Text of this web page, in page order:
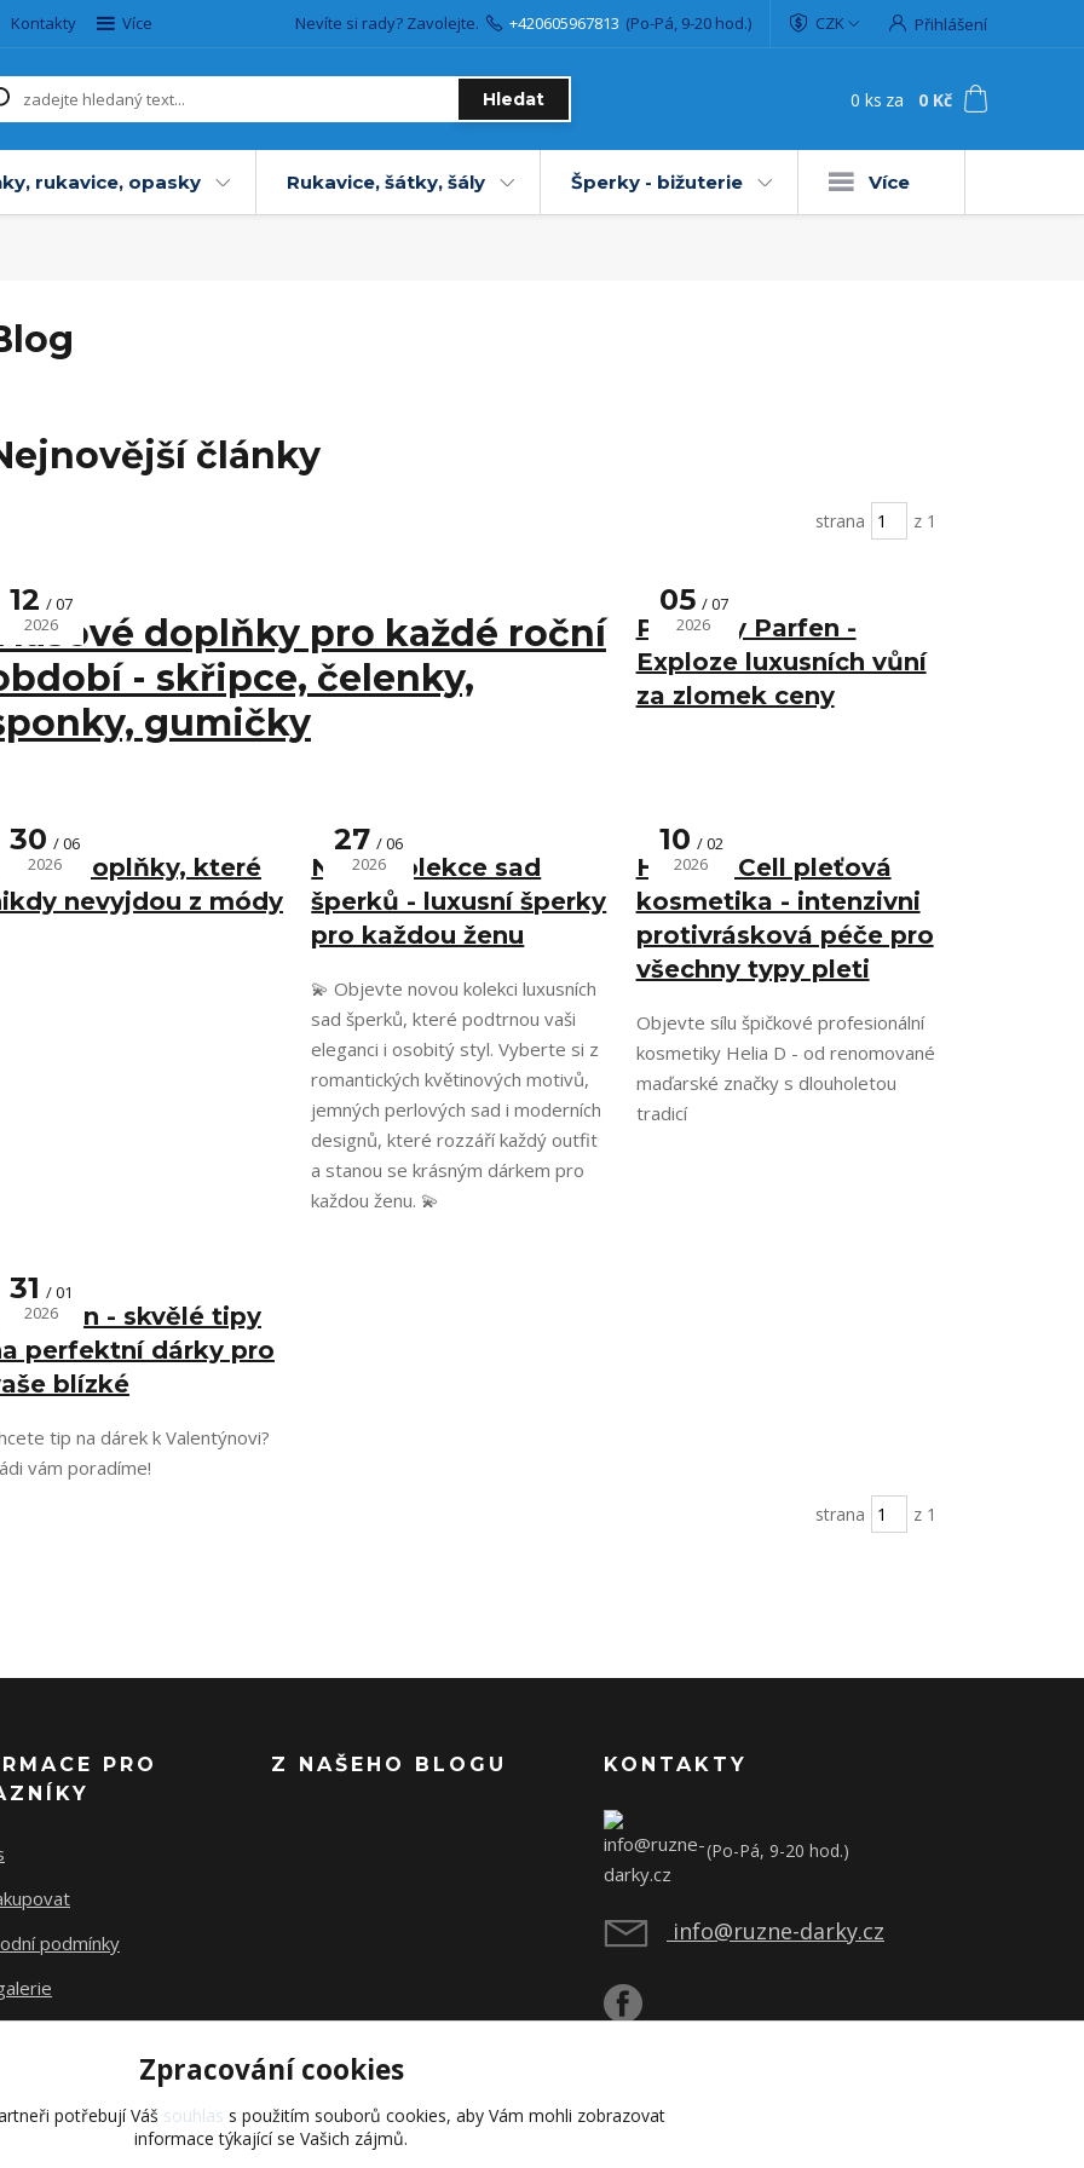
Kontakty Více CZK Přihlášení
Hledat
Nevíte si rady? Zavolejte. +420605967813 (Po-Pá, 9-20 hod.)
0 ks za 0 Kč
rukavice, opasky Rukavice, šátky, šály Šperky - bižuterie Více
články
strana z 1
doplňky pro každé roční
- skřipce, čelenky,
gumičky
12
07
2026
Parfémy Parfen -
Exploze luxusních vůní
za zlomek ceny
05
07
2026
doplňky, které
nevyjdou z módy
30
06
2026
Nová kolekce sad
šperků - luxusní šperky
pro každou ženu
27
06
2026
💫 Objevte novou kolekci luxusních
sad šperků, které podtrnou vaši
eleganci i osobitý styl. Vyberte si z
romantických květinových motivů,
jemných perlových sad i moderních
designů, které rozzáří každý outfit
a stanou se krásným dárkem pro
každou ženu. 💫
Helia D Cell pleťová
kosmetika - intenzivni
protivrásková péče pro
všechny typy pleti
10
02
2026
Objevte sílu špičkové profesionální
kosmetiky Helia D - od renomované
maďarské značky s dlouholetou
tradicí
- skvělé tipy
perfektní dárky pro
blízké
31
01
2026
tip na dárek k Valentýnovi?
vám poradíme!
strana z 1
PRO
podmínky
Z NAŠEHO BLOGU KONTAKTY
(Po-Pá, 9-20 hod.)
info@ruzne-darky.cz
Zpracování cookies
potřebují Váš souhlas s použitím souborů cookies, aby Vám mohli zobrazovat
informace týkající se Vašich zájmů.